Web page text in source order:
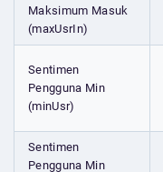
Maksimum Masuk
(maxUsrIn)
Sentimen
Pengguna Min
(minUsr)
Sentimen
Pengguna Min